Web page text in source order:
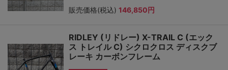
販売価格(税込) 146,850円
RIDLEY (リドレー) X-TRAIL C (エック
ス トレイル C) シクロクロス ディスクブ
レーキ カーボンフレーム